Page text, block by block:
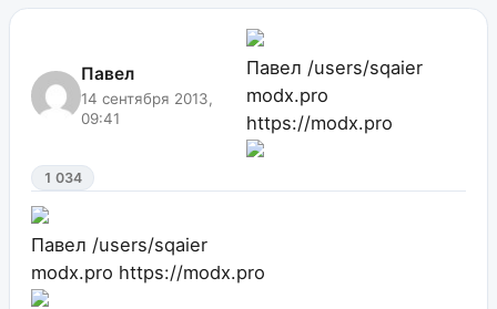
Павел
14 сентября 2013,
09:41
Павел /users/sqaier
modx.pro
https://modx.pro
1 034
Павел /users/sqaier
modx.pro https://modx.pro